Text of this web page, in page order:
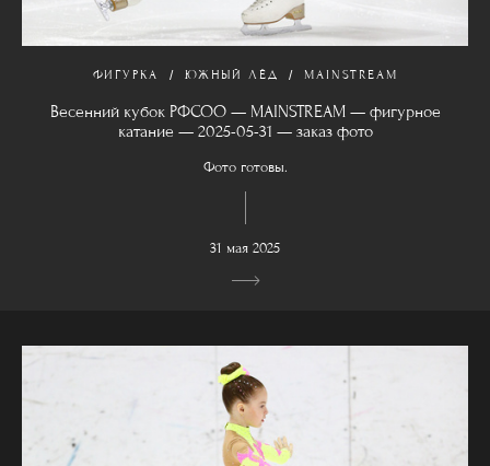
ФИГУРКА ЮЖНЫЙ ЛЁД MAINSTREAM
Весенний кубок РФСОО — MAINSTREAM — фигурное
катание — 2025-05-31 — заказ фото
Фото готовы.
31 мая 2025